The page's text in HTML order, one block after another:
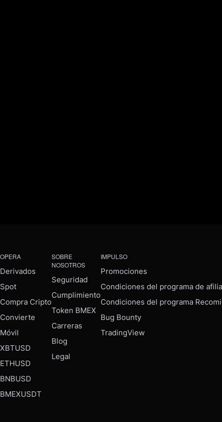
OPERA
Derivados
Spot
Compra Cripto
Convierte
Móvil
XBTUSD
ETHUSD
BNBUSD
BMEXUSDT
SOBRE
NOSOTROS
Seguridad
Cumplimiento
Token BMEX
Carreras
Blog
Legal
IMPULSO
Promociones
Condiciones del programa de
Condiciones del programa
Bug Bounty
TradingView